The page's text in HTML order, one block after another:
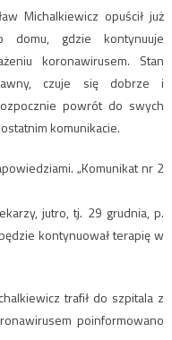
Michalkiewicz opuścił już
gdzie kontynuuje
koronawirusem. Stan
czuje się dobrze i
powrót do swych
komunikacie.
„Komunikat nr 2
jutro, tj. 29 grudnia, p.
kontynuował terapię w
trafił do szpitala z
poinformowano